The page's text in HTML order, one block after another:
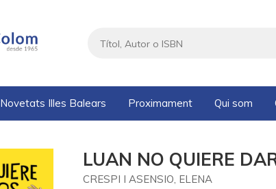
Novetats Illes Balears Proximament Qui som
LUAN NO QUIERE
CRESPI I ASENSIO, ELENA